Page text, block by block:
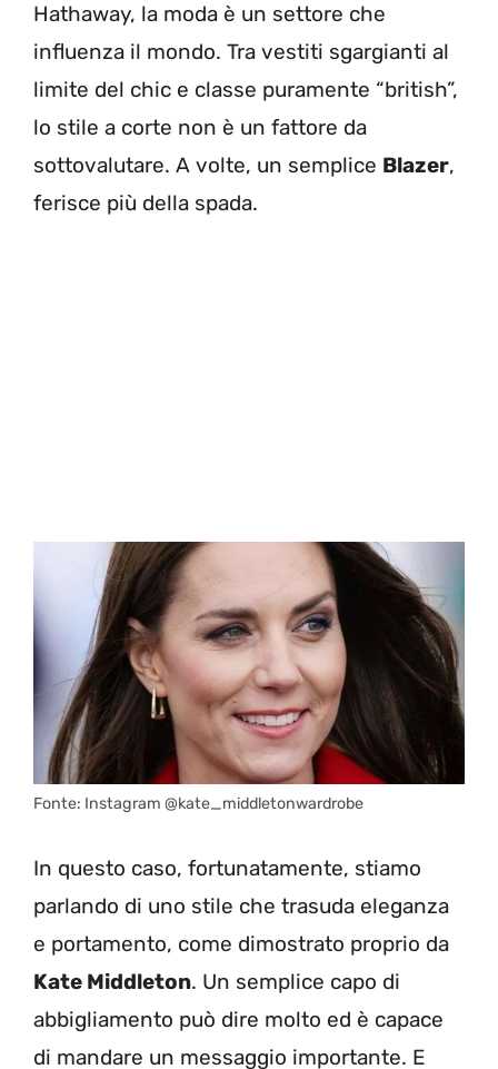
Hathaway, la moda è un settore che
influenza il mondo. Tra vestiti sgargianti al
limite del chic e classe puramente “british”,
lo stile a corte non è un fattore da
sottovalutare. A volte, un semplice Blazer,
ferisce più della spada.
Fonte: Instagram @kate_middletonwardrobe
In questo caso, fortunatamente, stiamo
parlando di uno stile che trasuda eleganza
e portamento, come dimostrato proprio da
Kate Middleton. Un semplice capo di
abbigliamento può dire molto ed è capace
di mandare un messaggio importante. E